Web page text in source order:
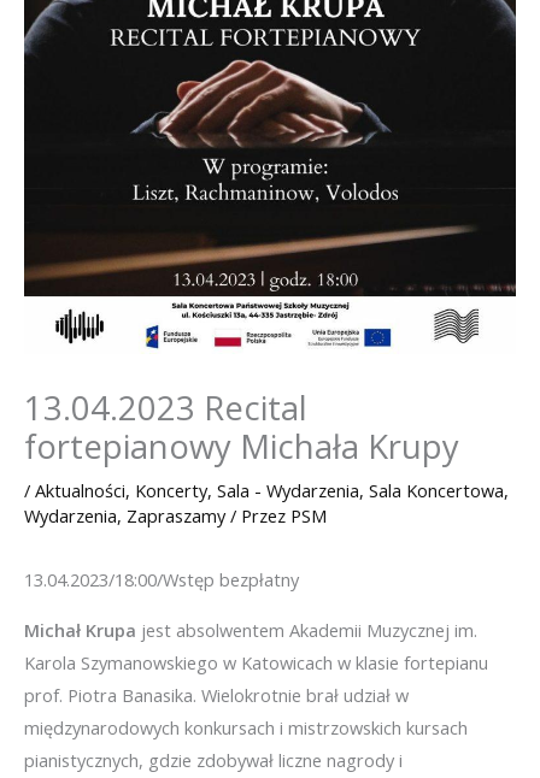
13.04.2023 Recital
fortepianowy Michała Krupy
/ Aktualności, Koncerty, Sala - Wydarzenia, Sala Koncertowa,
Wydarzenia, Zapraszamy/ Przez PSM
13.04.2023/18:00/Wstęp bezpłatny
Michał Krupa jest absolwentem Akademii Muzycznej im.
Karola Szymanowskiego w Katowicach w klasie fortepianu
prof. Piotra Banasika. Wielokrotnie brał udział w
międzynarodowych konkursach i mistrzowskich kursach
pianistycznych, gdzie zdobywał liczne nagrody i